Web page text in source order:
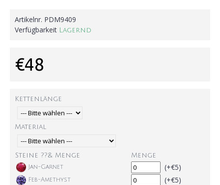
Artikelnr. PDM9409
Verfügbarkeit Lagernd
€48
Kettenlänge
Material
Steine ??& Menge Menge
Jan-Garnet (+€5)
Feb-Amethyst (+€5)